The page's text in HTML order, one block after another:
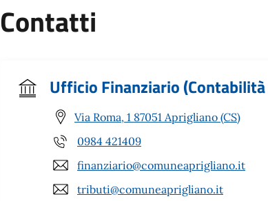
Contatti
Ufficio Finanziario
Via Roma, 1 87051 Aprigliano (CS)
0984 421409
finanziario@comuneaprigliano.it
tributi@comuneaprigliano.it